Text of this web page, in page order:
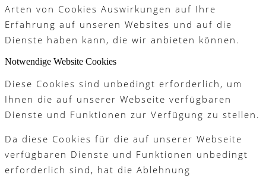
Arten von Cookies Auswirkungen auf Ihre
Erfahrung auf unseren Websites und auf die
Dienste haben kann, die wir anbieten können.
Notwendige Website Cookies
Diese Cookies sind unbedingt erforderlich, um
Ihnen die auf unserer Webseite verfügbaren
Dienste und Funktionen zur Verfügung zu stellen.
Da diese Cookies für die auf unserer Webseite
verfügbaren Dienste und Funktionen unbedingt
erforderlich sind, hat die Ablehnung